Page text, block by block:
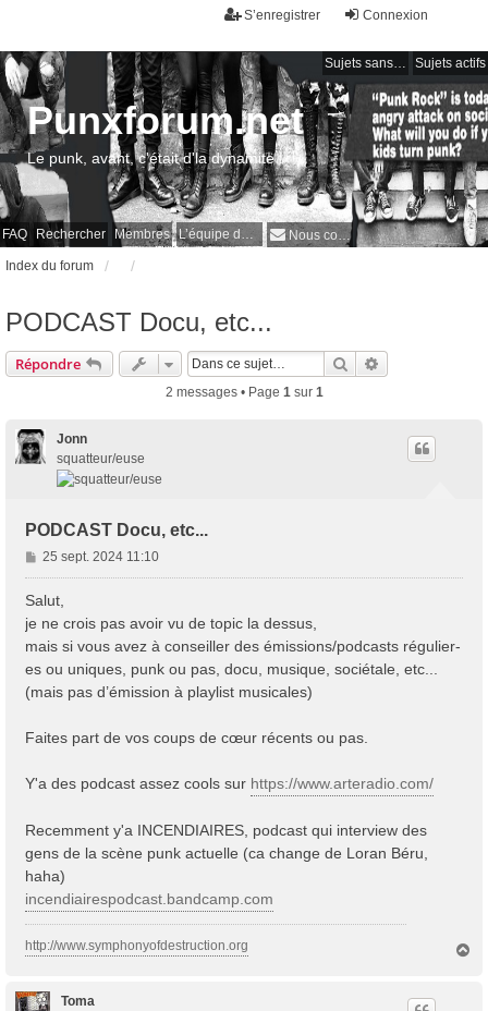
Connexion
S’enregistrer
Sujets sans réponse Sujets actifs
FAQ Rechercher Membres L’équipe du forum Nous contacter
Punxforum.net
Le punk, avant, c'était d'la dynamite !
Index du forum
PODCAST Docu, etc...
Répondre Rechercher
2 messages • Page 1sur 1
Jonn
squatteur/euse
PODCAST Docu, etc...
M
e
a
g
e
25 sept. 2024 11:10
Salut,
je ne crois pas avoir vu de topic la dessus,
mais si vous avez à conseiller des émissions/podcasts régulier-
es ou uniques, punk ou pas, docu, musique, sociétale, etc...
(mais pas d’émission à playlist musicales)
Faites part de vos coups de cœur récents ou pas.
Y'a des podcast assez cools sur https://www.arteradio.com/
Recemment y'a INCENDIAIRES, podcast qui interview des
gens de la scène punk actuelle (ca change de Loran Béru,
haha)
incendiairespodcast.bandcamp.com
http://www.symphonyofdestruction.org
Toma